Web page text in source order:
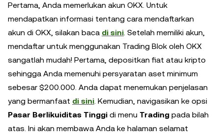
Pertama, Anda memerlukan akun OKX. Untuk
mendapatkan informasi tentang cara mendaftarkan
akun di OKX, silakan baca di sini. Setelah memiliki akun,
mendaftar untuk menggunakan Trading Blok oleh OKX
sangatlah mudah! Pertama, depositkan fiat atau kripto
sehingga Anda memenuhi persyaratan aset minimum
sebesar $200.000. Anda dapat menemukan penjelasan
yang bermanfaat di sini. Kemudian, navigasikan ke opsi
Pasar Berlikuiditas Tinggi di menu Trading pada bilah
atas. Ini akan membawa Anda ke halaman selamat